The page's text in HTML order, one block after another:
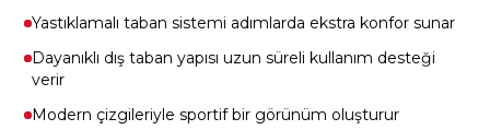
Yastıklamalı taban sistemi adımlarda ekstra konfor sunar
Dayanıklı dış taban yapısı uzun süreli kullanım desteği
verir
Modern çizgileriyle sportif bir görünüm oluşturur